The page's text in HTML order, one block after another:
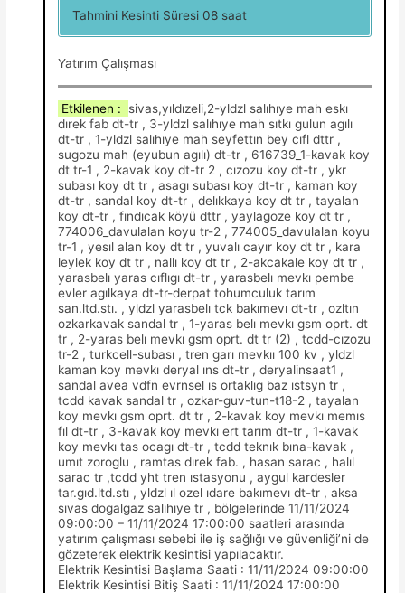
Tahmini Kesinti Süresi 08 saat
Yatırım Çalışması
Etkilenen : sivas,yıldızeli,2-yldzl salıhıye mah eskı
dırek fab dt-tr , 3-yldzl salıhıye mah sıtkı gulun agılı
dt-tr , 1-yldzl salıhıye mah seyfettın bey cıfl dttr ,
sugozu mah (eyubun agılı) dt-tr , 616739_1-kavak koy
dt tr-1 , 2-kavak koy dt-tr 2 , cızozu koy dt-tr , ykr
subası koy dt tr , asagı subası koy dt-tr , kaman koy
dt-tr , sandal koy dt-tr , delıkkaya koy dt tr , tayalan
koy dt-tr , fındıcak köyü dttr , yaylagoze koy dt tr ,
774006_davulalan koyu tr-2 , 774005_davulalan koyu
tr-1 , yesıl alan koy dt tr , yuvalı cayır koy dt tr , kara
leylek koy dt tr , nallı koy dt tr , 2-akcakale koy dt tr ,
yarasbelı yaras cıflıgı dt-tr , yarasbelı mevkı pembe
evler agılkaya dt-tr-derpat tohumculuk tarım
san.ltd.stı. , yldzl yarasbelı tck bakımevı dt-tr , ozltın
ozkarkavak sandal tr , 1-yaras belı mevkı gsm oprt. dt
tr , 2-yaras belı mevkı gsm oprt. dt tr (2) , tcdd-cızozu
tr-2 , turkcell-subası , tren garı mevkıı 100 kv , yldzl
kaman koy mevkı deryal ıns dt-tr , deryalinsaat1 ,
sandal avea vdfn evrnsel ıs ortaklıg baz ıstsyn tr ,
tcdd kavak sandal tr , ozkar-guv-tun-t18-2 , tayalan
koy mevkı gsm oprt. dt tr , 2-kavak koy mevkı memıs
fıl dt-tr , 3-kavak koy mevkı ert tarım dt-tr , 1-kavak
koy mevkı tas ocagı dt-tr , tcdd teknık bına-kavak ,
umıt zoroglu , ramtas dırek fab. , hasan sarac , halıl
sarac tr ,tcdd yht tren ıstasyonu , aygul kardesler
tar.gıd.ltd.stı , yldzl ıl ozel ıdare bakımevı dt-tr , aksa
sıvas dogalgaz salıhıye tr , bölgelerinde 11/11/2024
09:00:00 – 11/11/2024 17:00:00 saatleri arasında
yatırım çalışması sebebi ile iş sağlığı ve güvenliği’ni de
gözeterek elektrik kesintisi yapılacaktır.
Elektrik Kesintisi Başlama Saati : 11/11/2024 09:00:00
Elektrik Kesintisi Bitiş Saati : 11/11/2024 17:00:00